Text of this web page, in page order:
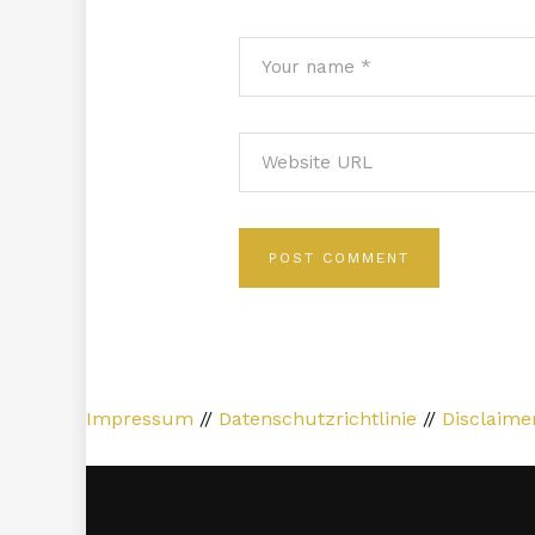
Impressum // Datenschutzrichtlinie //